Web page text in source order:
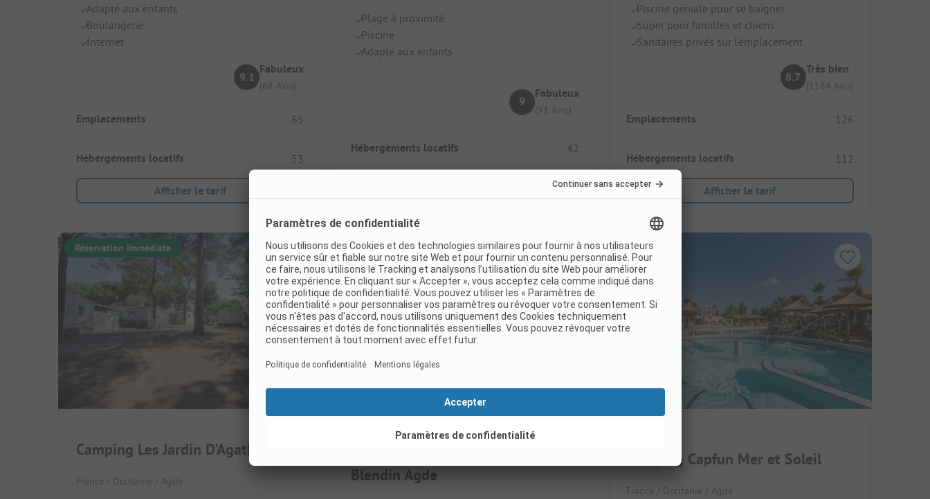
Adapté aux enfants
Boulangerie
Internet
9.1
Fabuleux
(68 Avis)
Emplacements 65
Hébergements locatifs 53
Afficher le tarif
Plage à proximité
Piscine
Adapté aux enfants
9
Fabuleux
(91 Avis)
Hébergements locatifs 42
Piscine géniale pour se baigner
Super pour familles et chiens
Sanitaires privés sur l'emplacement
8.7
Très bien
(1184 Avis)
Emplacements 126
Hébergements locatifs 112
Afficher le tarif
Réservation immédiate
Camping Les Jardin D'Agathe
France / Occitanie / Agde
Réservation immédiate
Blendin Agde
Camping Capfun Mer et Soleil
France / Occitanie / Agde